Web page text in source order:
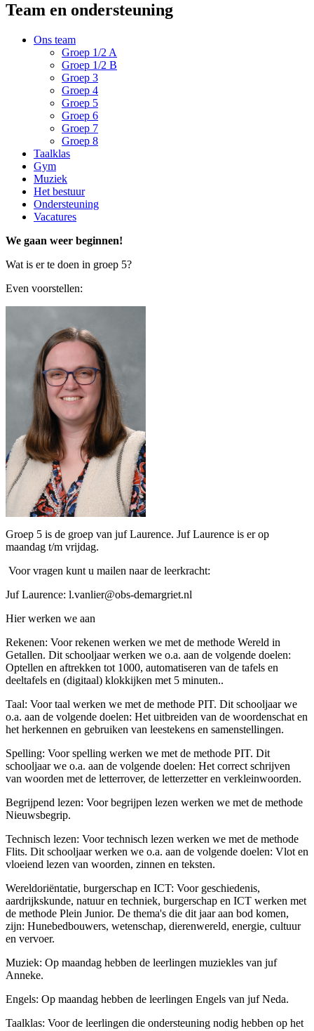
Team en ondersteuning
Ons team
Groep 1/2 A
Groep 1/2 B
Groep 3
Groep 4
Groep 5
Groep 6
Groep 7
Groep 8
Taalklas
Gym
Muziek
Het bestuur
Ondersteuning
Vacatures
We gaan weer beginnen!
Wat is er te doen in groep 5?
Even voorstellen:
Groep 5 is de groep van juf Laurence. Juf Laurence is er op
maandag t/m vrijdag.
Voor vragen kunt u mailen naar de leerkracht:
Juf Laurence: l.vanlier@obs-demargriet.nl
Hier werken we aan
Rekenen: Voor rekenen werken we met de methode Wereld in
Getallen. Dit schooljaar werken we o.a. aan de volgende doelen:
Optellen en aftrekken tot 1000, automatiseren van de tafels en
deeltafels en (digitaal) klokkijken met 5 minuten..
Taal: Voor taal werken we met de methode PIT. Dit schooljaar we
o.a. aan de volgende doelen: Het uitbreiden van de woordenschat en
het herkennen en gebruiken van leestekens en samenstellingen.
Spelling: Voor spelling werken we met de methode PIT. Dit
schooljaar we o.a. aan de volgende doelen: Het correct schrijven
van woorden met de letterrover, de letterzetter en verkleinwoorden.
Begrijpend lezen: Voor begrijpen lezen werken we met de methode
Nieuwsbegrip.
Technisch lezen: Voor technisch lezen werken we met de methode
Flits. Dit schooljaar werken we o.a. aan de volgende doelen: Vlot en
vloeiend lezen van woorden, zinnen en teksten.
Wereldoriëntatie, burgerschap en ICT: Voor geschiedenis,
aardrijkskunde, natuur en techniek, burgerschap en ICT werken met
de methode Plein Junior. De thema's die dit jaar aan bod komen,
zijn: Hunebedbouwers, wetenschap, dierenwereld, energie, cultuur
en vervoer.
Muziek: Op maandag hebben de leerlingen muziekles van juf
Anneke.
Engels: Op maandag hebben de leerlingen Engels van juf Neda.
Taalklas: Voor de leerlingen die ondersteuning nodig hebben op het